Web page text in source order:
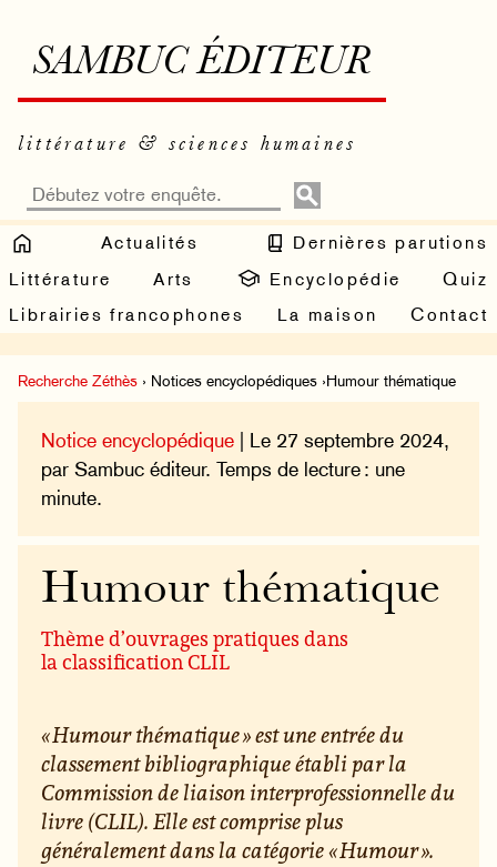
SAMBUC ÉDITEUR
littérature & sciences humaines
Actualités
Dernières parutions
Littérature
Arts Encyclopédie
Quiz
Librairies francophones
La maison Contact
Recherche Zéthès › Notices encyclopédiques ›Humour thématique
Notice encyclopédique | Le 27 septembre 2024,
par Sambuc éditeur. Temps de lecture : une
minute.
Humour thématique
Thème d’ouvrages pratiques dans
la classification CLIL
« Humour thématique » est une entrée du
classement bibliographique établi par la
Commission de liaison interprofessionnelle du
livre (CLIL). Elle est comprise plus
généralement dans la catégorie « Humour ».